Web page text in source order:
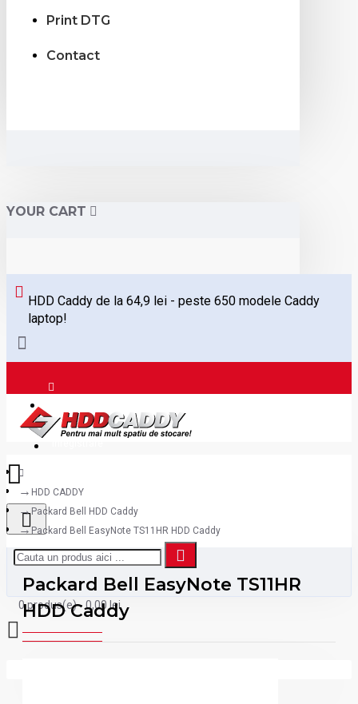
Print DTG
Contact
YOUR CART
HDD Caddy de la 64,9 lei - peste 650 modele Caddy
laptop!
0 produs(e) - 0,00 lei
HDD CADDY
Packard Bell HDD Caddy
Packard Bell EasyNote TS11HR HDD Caddy
Packard Bell EasyNote TS11HR
HDD Caddy